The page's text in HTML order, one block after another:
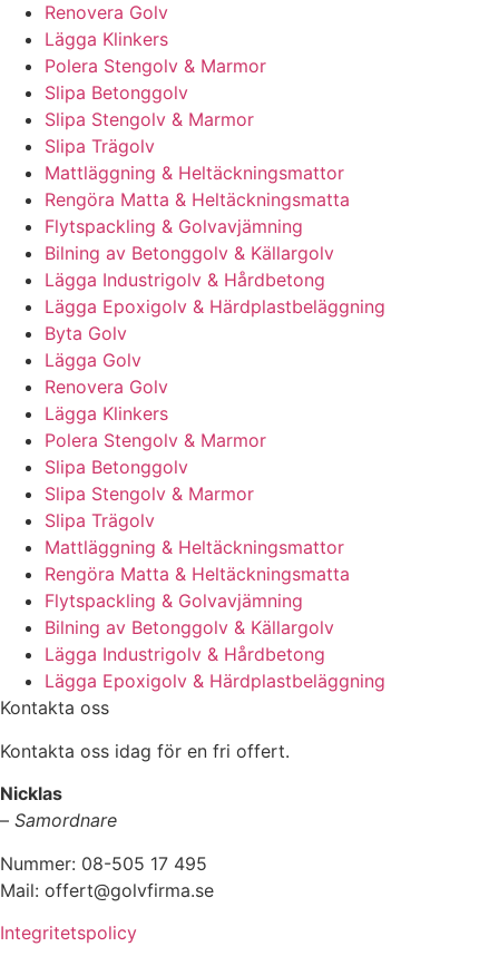
Renovera Golv
Lägga Klinkers
Polera Stengolv & Marmor
Slipa Betonggolv
Slipa Stengolv & Marmor
Slipa Trägolv
Mattläggning & Heltäckningsmattor
Rengöra Matta & Heltäckningsmatta
Flytspackling & Golvavjämning
Bilning av Betonggolv & Källargolv
Lägga Industrigolv & Hårdbetong
Lägga Epoxigolv & Härdplastbeläggning
Byta Golv
Lägga Golv
Renovera Golv
Lägga Klinkers
Polera Stengolv & Marmor
Slipa Betonggolv
Slipa Stengolv & Marmor
Slipa Trägolv
Mattläggning & Heltäckningsmattor
Rengöra Matta & Heltäckningsmatta
Flytspackling & Golvavjämning
Bilning av Betonggolv & Källargolv
Lägga Industrigolv & Hårdbetong
Lägga Epoxigolv & Härdplastbeläggning
Kontakta oss
Kontakta oss idag för en fri offert.
Nicklas
– Samordnare
Nummer: 08-505 17 495
Mail: offert@golvfirma.se
Integritetspolicy